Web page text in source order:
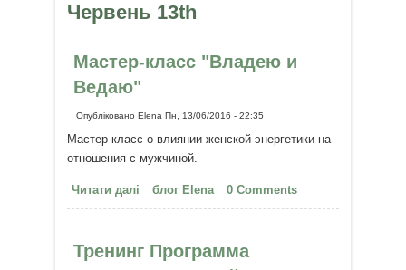
Червень 13th
Мастер-класс "Владею и
Ведаю"
ОпублікованоElena Пн, 13/06/2016 - 22:35
Мастер-класс о влиянии женской энергетики на
отношения с мужчиной.
Читати далі про Мастер-класс "Владею и
Ведаю"
блог Elena 0 Comments
Тренинг Программа